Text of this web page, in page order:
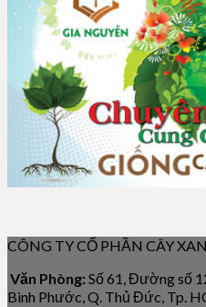
CÔNG TY CỔ PHẦN CÂY
Văn Phòng: Số 61, Đường số
Bình Phước, Q. Thủ Đức, Tp.